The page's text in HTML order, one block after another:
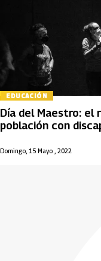
EDUCACIÓN
Domingo, 15 Mayo , 2022
Día del Maestro: el
población con